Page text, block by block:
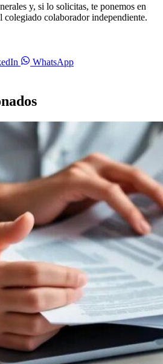
y, si lo solicitas, te ponemos en
colegiado colaborador independiente.
WhatsApp